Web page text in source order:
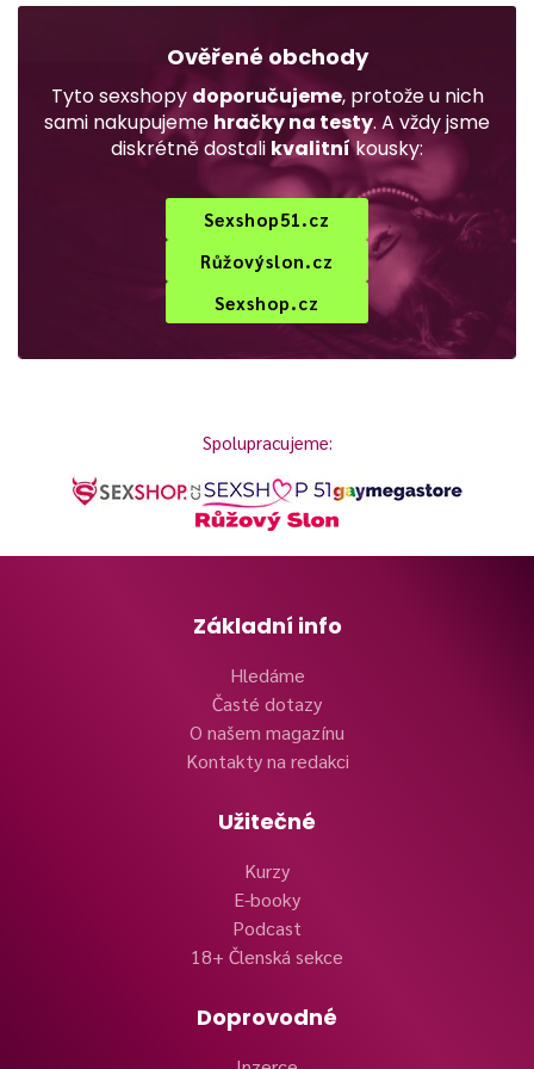
Ověřené obchody
Tyto sexshopy doporučujeme, protože u nich
sami nakupujeme hračky na testy. A vždy jsme
diskrétně dostali kvalitníkousky:
Sexshop51.cz
Růžovýslon.cz
Sexshop.cz
Spolupracujeme:
Základní info
Hledáme
Časté dotazy
O našem magazínu
Kontakty na redakci
Užitečné
Kurzy
E-booky
Podcast
18+ Členská sekce
Doprovodné